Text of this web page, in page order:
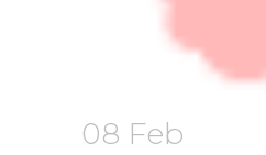
08 Feb